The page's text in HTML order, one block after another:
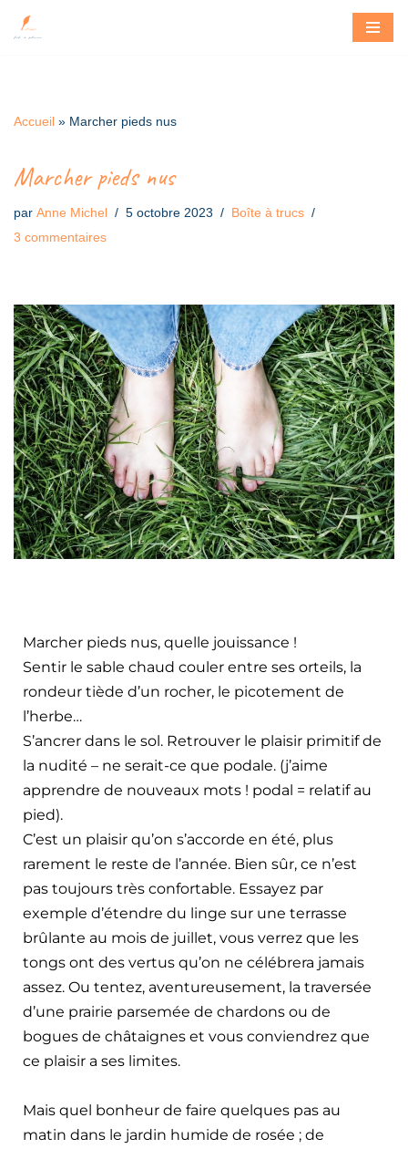
Accueil » Marcher pieds nus
Marcher pieds nus
par Anne Michel 5 octobre 2023
Boîte à trucs
3 commentaires
Marcher pieds nus, quelle jouissance !
Sentir le sable chaud couler entre ses orteils, la
rondeur tiède d’un rocher, le picotement de
l’herbe…
S’ancrer dans le sol. Retrouver le plaisir primitif de
la nudité – ne serait-ce que podale. (j’aime
apprendre de nouveaux mots ! podal = relatif au
pied).
C’est un plaisir qu’on s’accorde en été, plus
rarement le reste de l’année. Bien sûr, ce n’est
pas toujours très confortable. Essayez par
exemple d’étendre du linge sur une terrasse
brûlante au mois de juillet, vous verrez que les
tongs ont des vertus qu’on ne célébrera jamais
assez. Ou tentez, aventureusement, la traversée
d’une prairie parsemée de chardons ou de
bogues de châtaignes et vous conviendrez que
ce plaisir a ses limites.
Mais quel bonheur de faire quelques pas au
matin dans le jardin humide de rosée ; de